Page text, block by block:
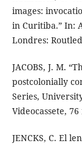
images:
in Curitiba.” In:
Londres:
JACOBS, J. M.
postcolonially
Series,
Videocassete,
JENCKS, C. El